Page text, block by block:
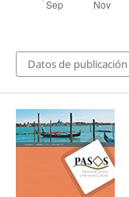
Datos de publicación